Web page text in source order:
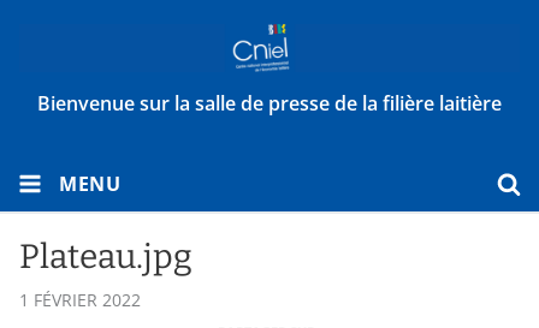
Bienvenue sur la salle de presse de la filière laitière
MENU
Plateau.jpg
1 FÉVRIER 2022